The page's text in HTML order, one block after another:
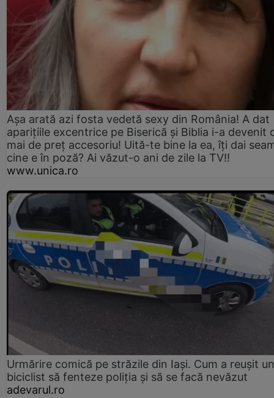
Așa arată azi fosta vedetă sexy din România! A dat
aparițiile excentrice pe Biserică și Biblia i-a devenit
mai de preț accesoriu! Uită-te bine la ea, îți dai
cine e în poză? Ai văzut-o ani de zile la TV!!
www.unica.ro
Urmărire comică pe străzile din Iași. Cum a reușit un
biciclist să fenteze poliția și să se facă nevăzut
adevarul.ro